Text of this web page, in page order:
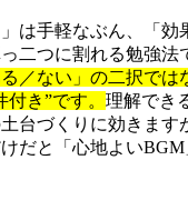
」は手軽なぶん、「
二つに割れる勉強法
／ない」の二択では
き”です。 理解でき
台づくりに効きます
だと「心地よいBGM